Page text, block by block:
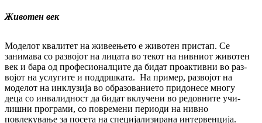
Животен век
Моделот квалитет на живеењето е животен прис­тап. Се
занимава со развојот на лицата во текот на нивниот животен
век и бара од про­фе­сионалците да бидат проактивни во раз­
војот на услугите и поддршката. На при­мер, развојот на
моделот на инклузија во об­ра­зо­ванието придонесе многу
деца со ин­ва­лид­ност да бидат вклучени во редовните учи­­
лиш­ни програми, со повремени периоди на нив­но
повлекување за посета на спе­ци­ја­ли­­зи­ра­на интервенција.